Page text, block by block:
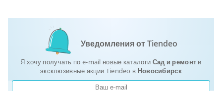
Уведомления от Tiendeo
Я хочу получать по e-mail новые каталоги Сад и ремонт и
эксклюзивные акции Tiendeo в Новосибирск